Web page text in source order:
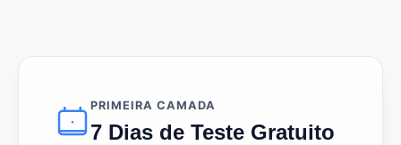
PRIMEIRA CAMADA
7 Dias de Teste Gratuito